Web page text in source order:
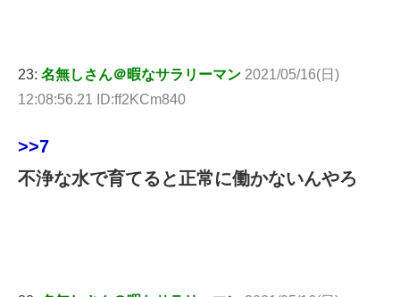
23: 名無しさん＠暇なサラリーマン 2021/05/16(日)
12:08:56.21 ID:ff2KCm840
>>7
不浄な水で育てると正常に働かないんやろ